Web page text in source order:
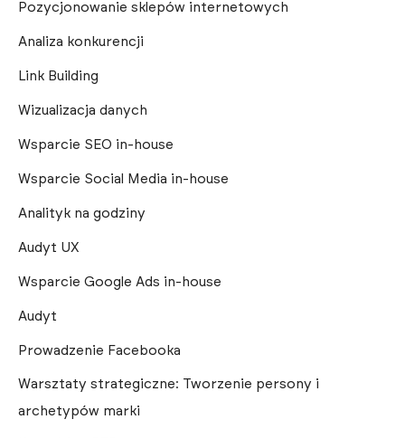
Pozycjonowanie sklepów internetowych
Analiza konkurencji
Link Building
Wizualizacja danych
Wsparcie SEO in-house
Wsparcie Social Media in-house
Analityk na godziny
Audyt UX
Wsparcie Google Ads in-house
Audyt
Prowadzenie Facebooka
Warsztaty strategiczne: Tworzenie persony i
archetypów marki